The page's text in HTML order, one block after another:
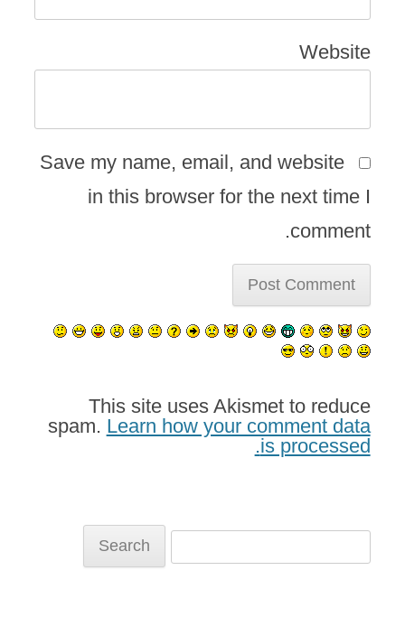
Website
Save my name, email, and website
in this browser for the next time I
comment.
This site uses Akismet to reduce
spam. Learn how your comment data
is processed.